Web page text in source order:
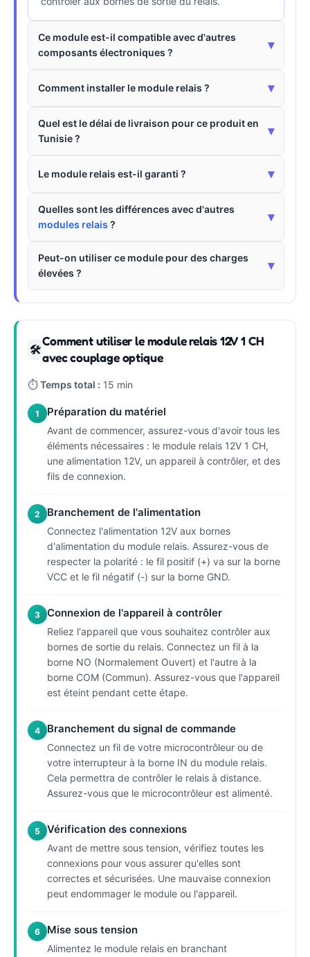
Ce module est-il compatible avec d'autres
composants électroniques ?
▾
Comment installer le module relais ? ▾
Quel est le délai de livraison pour ce produit en
Tunisie ?
▾
Le module relais est-il garanti ? ▾
Quelles sont les différences avec d'autres
modules relais ?
▾
Peut-on utiliser ce module pour des charges
élevées ?
▾
🛠
Comment utiliser le module relais 12V 1 CH
avec couplage optique
⏱Temps total : 15 min
1 Préparation du matériel
Avant de commencer, assurez-vous d'avoir tous les
éléments nécessaires : le module relais 12V 1 CH,
une alimentation 12V, un appareil à contrôler, et des
fils de connexion.
2 Branchement de l'alimentation
Connectez l'alimentation 12V aux bornes
d'alimentation du module relais. Assurez-vous de
respecter la polarité : le fil positif (+) va sur la borne
VCC et le fil négatif (-) sur la borne GND.
3 Connexion de l'appareil à contrôler
Reliez l'appareil que vous souhaitez contrôler aux
bornes de sortie du relais. Connectez un fil à la
borne NO (Normalement Ouvert) et l'autre à la
borne COM (Commun). Assurez-vous que l'appareil
est éteint pendant cette étape.
4 Branchement du signal de commande
Connectez un fil de votre microcontrôleur ou de
votre interrupteur à la borne IN du module relais.
Cela permettra de contrôler le relais à distance.
Assurez-vous que le microcontrôleur est alimenté.
5 Vérification des connexions
Avant de mettre sous tension, vérifiez toutes les
connexions pour vous assurer qu'elles sont
correctes et sécurisées. Une mauvaise connexion
peut endommager le module ou l'appareil.
6 Mise sous tension
Alimentez le module relais en branchant